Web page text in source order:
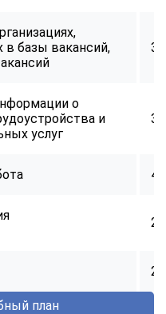
в базы вакансий,
30
о
и
услуг
30
40
2
план